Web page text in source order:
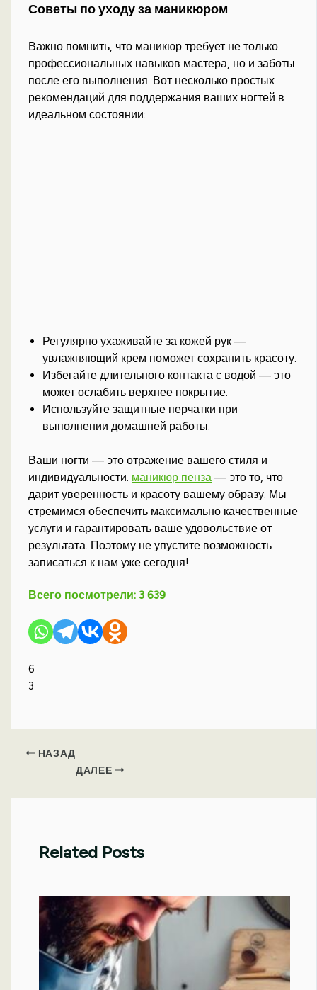
Советы по уходу за маникюром
Важно помнить, что маникюр требует не только
профессиональных навыков мастера, но и заботы
после его выполнения. Вот несколько простых
рекомендаций для поддержания ваших ногтей в
идеальном состоянии:
Регулярно ухаживайте за кожей рук —
увлажняющий крем поможет сохранить красоту.
Избегайте длительного контакта с водой — это
может ослабить верхнее покрытие.
Используйте защитные перчатки при
выполнении домашней работы.
Ваши ногти — это отражение вашего стиля и
индивидуальности. маникюр пенза — это то, что
дарит уверенность и красоту вашему образу. Мы
стремимся обеспечить максимально качественные
услуги и гарантировать ваше удовольствие от
результата. Поэтому не упустите возможность
записаться к нам уже сегодня!
Всего посмотрели: 3 639
6
3
НАЗАД
ДАЛЕЕ
Related Posts